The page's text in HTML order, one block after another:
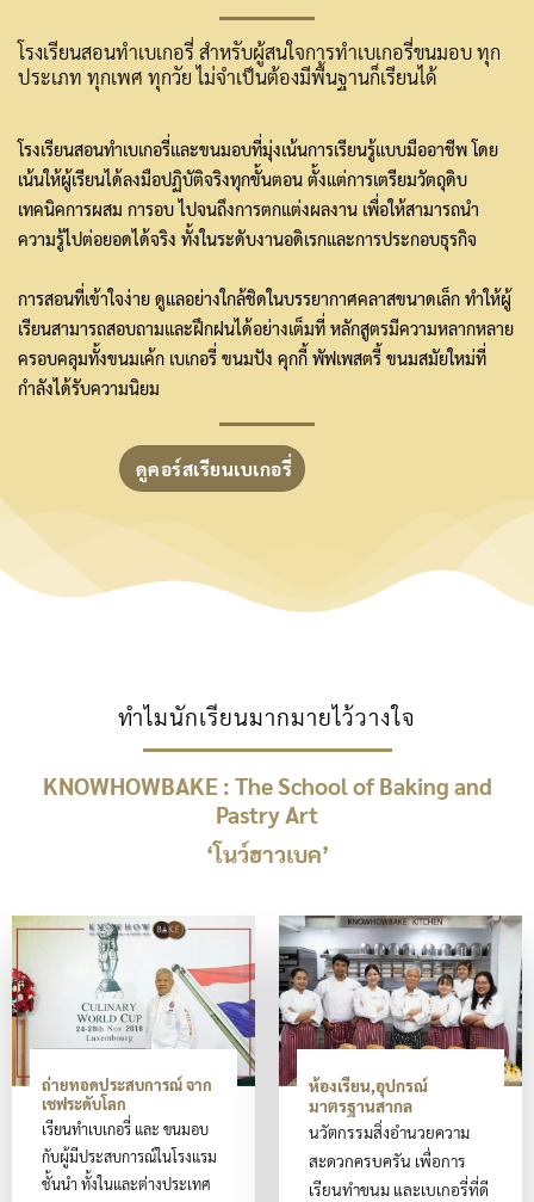
โรงเรียนสอนทำเบเกอรี่ สำหรับผู้สนใจการทำเบเกอรี่ขนมอบ ทุก
ประเภท ทุกเพศ ทุกวัย ไม่จำเป็นต้องมีพื้นฐานก็เรียนได้
โรงเรียนสอนทำเบเกอรี่และขนมอบที่มุ่งเน้นการเรียนรู้แบบมืออาชีพ โดย
เน้นให้ผู้เรียนได้ลงมือปฏิบัติจริงทุกขั้นตอน ตั้งแต่การเตรียมวัตถุดิบ
เทคนิคการผสม การอบ ไปจนถึงการตกแต่งผลงาน เพื่อให้สามารถนำ
ความรู้ไปต่อยอดได้จริง ทั้งในระดับงานอดิเรกและการประกอบธุรกิจ
การสอนที่เข้าใจง่าย ดูแลอย่างใกล้ชิดในบรรยากาศคลาสขนาดเล็ก ทำให้ผู้
เรียนสามารถสอบถามและฝึกฝนได้อย่างเต็มที่ หลักสูตรมีความหลากหลาย
ครอบคลุมทั้งขนมเค้ก เบเกอรี่ ขนมปัง คุกกี้ พัฟเพสตรี้ ขนมสมัยใหม่ที่
กำลังได้รับความนิยม
ดูคอร์สเรียนเบเกอรี่
ทำไมนักเรียนมากมายไว้วางใจ
KNOWHOWBAKE : The School of Baking and
Pastry Art
‘โนว์ฮาวเบค’
ถ่ายทอดประสบการณ์ จาก
เชฟระดับโลก
เรียนทำเบเกอรี่ และ ขนมอบ
กับผู้มีประสบการณ์ในโรงแรม
ชั้นนำ ทั้งในและต่างประเทศ
ห้องเรียน,อุปกรณ์
มาตรฐานสากล
นวัตกรรมสิ่งอำนวยความ
สะดวกครบครัน เพื่อการ
เรียนทำขนม และเบเกอรี่ที่ดี